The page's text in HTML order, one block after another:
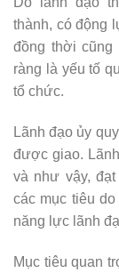
thành, có động
đồng thời
ràng là yếu tố
tổ chức.
Lãnh đạo ủy
được giao.
và như vậy,
các mục tiêu
năng lực lãnh
Mục tiêu quan